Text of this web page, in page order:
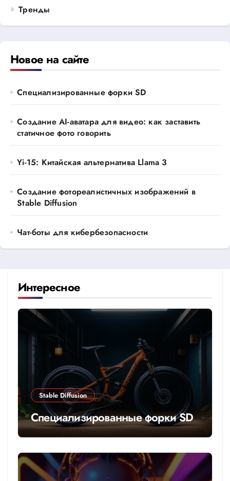
Тренды
Новое на сайте
Специализированные форки SD
Создание AI-аватара для видео: как заставить
статичное фото говорить
Yi-15: Китайская альтернатива Llama 3
Создание фотореалистичных изображений в
Stable Diffusion
Чат-боты для кибербезопасности
Интересное
Stable Diffusion
Специализированные форки SD